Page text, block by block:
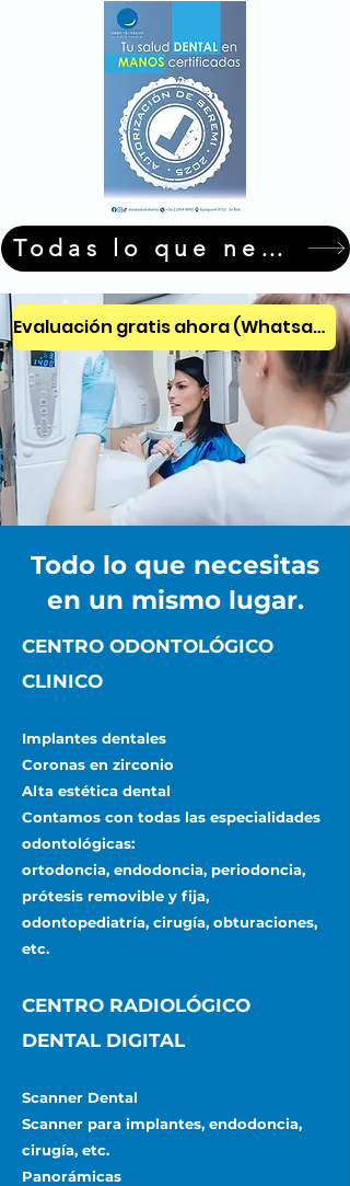
Todas lo que
Evaluación gratis ahora (Whatsapp)
Todo lo que necesitas
en un mismo lugar.
CENTRO ODONTOLÓGICO
CLINICO
Implantes dentales
Coronas en zirconio
Alta estética dental
Contamos con todas las especialidades
odontológicas:
ortodoncia, endodoncia, periodoncia,
prótesis removible y fija,
odontopediatría, cirugía, obturaciones,
etc.
CENTRO RADIOLÓGICO
DENTAL DIGITAL
Scanner Dental
Scanner para implantes, endodoncia,
cirugía, etc.
Panorámicas